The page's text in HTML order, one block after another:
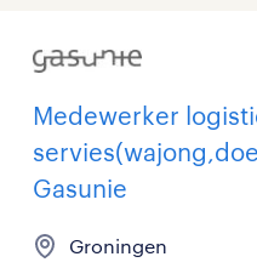
Medewerker
Gasunie
Groningen